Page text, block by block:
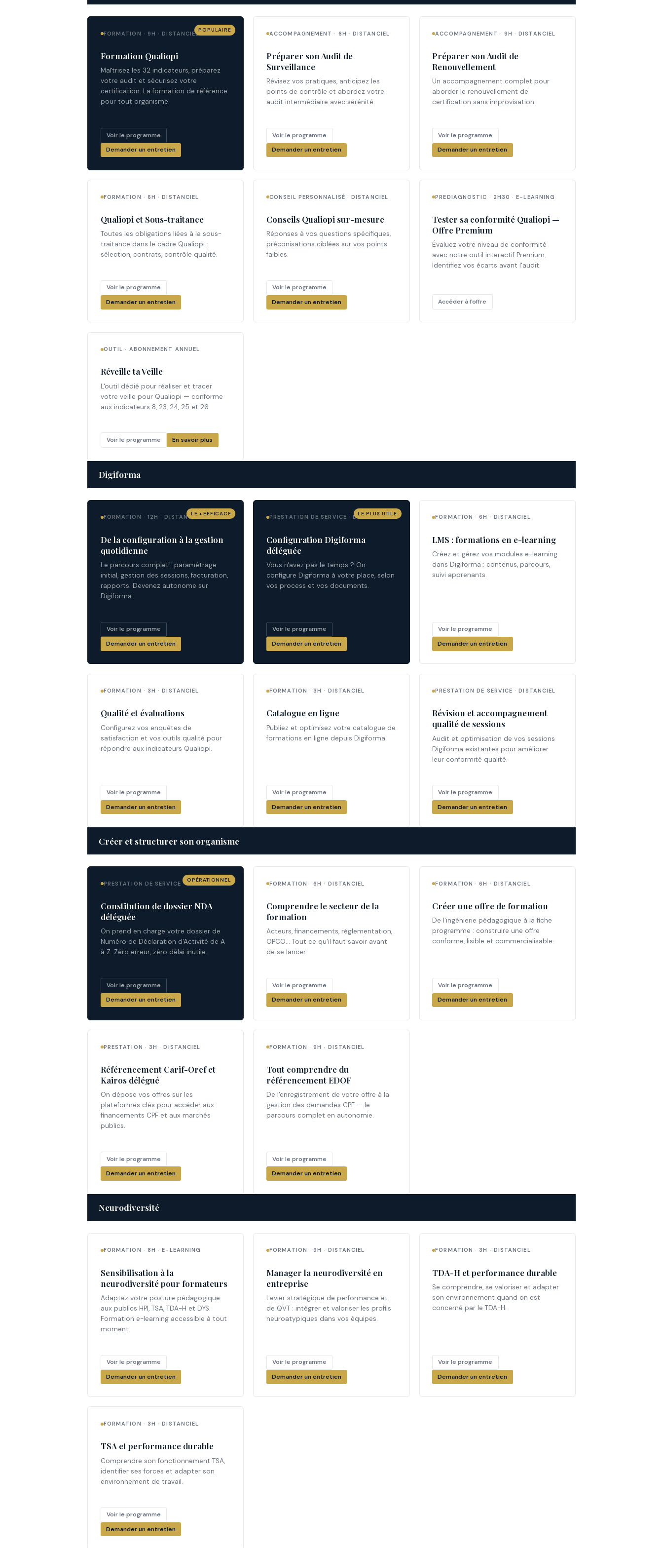
POPULAIRE
FORMATION · 9H · DISTANCIEL
Formation Qualiopi
Maîtrisez les 32 indicateurs, préparez
votre audit et sécurisez votre
certification. La formation de référence
pour tout organisme.
Voir le programme
Demander un entretien
ACCOMPAGNEMENT · 6H · DISTANCIEL
Préparer son Audit de
Surveillance
Révisez vos pratiques, anticipez les
points de contrôle et abordez votre
audit intermédiaire avec sérénité.
Voir le programme
Demander un entretien
ACCOMPAGNEMENT · 9H · DISTANCIEL
Préparer son Audit de
Renouvellement
Un accompagnement complet pour
aborder le renouvellement de
certification sans improvisation.
Voir le programme
Demander un entretien
FORMATION · 6H · DISTANCIEL
Qualiopi et Sous-traitance
Toutes les obligations liées à la sous-
traitance dans le cadre Qualiopi :
sélection, contrats, contrôle qualité.
Voir le programme
Demander un entretien
CONSEIL PERSONNALISÉ · DISTANCIEL
Conseils Qualiopi sur-mesure
Réponses à vos questions spécifiques,
préconisations ciblées sur vos points
faibles.
Voir le programme
Demander un entretien
PREDIAGNOSTIC · 2H30 · E-LEARNING
Tester sa conformité Qualiopi —
Offre Premium
Évaluez votre niveau de conformité
avec notre outil interactif Premium.
Identifiez vos écarts avant l'audit.
Accéder à l'offre
OUTIL · ABONNEMENT ANNUEL
Réveille ta Veille
L'outil dédié pour réaliser et tracer
votre veille pour Qualiopi — conforme
aux indicateurs 8, 23, 24, 25 et 26.
Voir le programme En savoir plus
Digiforma
LE + EFFICACE
FORMATION · 12H · DISTANCIEL
De la configuration à la gestion
quotidienne
Le parcours complet : paramétrage
initial, gestion des sessions, facturation,
rapports. Devenez autonome sur
Digiforma.
Voir le programme
Demander un entretien
LE PLUS UTILE
PRESTATION DE SERVICE · DISTANCIEL
Configuration Digiforma
déléguée
Vous n'avez pas le temps ? On
configure Digiforma à votre place, selon
vos process et vos documents.
Voir le programme
Demander un entretien
FORMATION · 6H · DISTANCIEL
LMS : formations en e-learning
Créez et gérez vos modules e-learning
dans Digiforma : contenus, parcours,
suivi apprenants.
Voir le programme
Demander un entretien
FORMATION · 3H · DISTANCIEL
Qualité et évaluations
Configurez vos enquêtes de
satisfaction et vos outils qualité pour
répondre aux indicateurs Qualiopi.
Voir le programme
Demander un entretien
FORMATION · 3H · DISTANCIEL
Catalogue en ligne
Publiez et optimisez votre catalogue de
formations en ligne depuis Digiforma.
Voir le programme
Demander un entretien
PRESTATION DE SERVICE · DISTANCIEL
Révision et accompagnement
qualité de sessions
Audit et optimisation de vos sessions
Digiforma existantes pour améliorer
leur conformité qualité.
Voir le programme
Demander un entretien
Créer et structurer son organisme
OPÉRATIONNEL
PRESTATION DE SERVICE · DISTANCIEL
Constitution de dossier NDA
déléguée
On prend en charge votre dossier de
Numéro de Déclaration d'Activité de A
à Z. Zéro erreur, zéro délai inutile.
Voir le programme
Demander un entretien
FORMATION · 6H · DISTANCIEL
Comprendre le secteur de la
formation
Acteurs, financements, réglementation,
OPCO… Tout ce qu'il faut savoir avant
de se lancer.
Voir le programme
Demander un entretien
FORMATION · 6H · DISTANCIEL
Créer une offre de formation
De l'ingénierie pédagogique à la fiche
programme : construire une offre
conforme, lisible et commercialisable.
Voir le programme
Demander un entretien
PRESTATION · 3H · DISTANCIEL
Référencement Carif-Oref et
Kairos délégué
On dépose vos offres sur les
plateformes clés pour accéder aux
financements CPF et aux marchés
publics.
Voir le programme
Demander un entretien
FORMATION · 9H · DISTANCIEL
Tout comprendre du
référencement EDOF
De l'enregistrement de votre offre à la
gestion des demandes CPF — le
parcours complet en autonomie.
Voir le programme
Demander un entretien
Neurodiversité
FORMATION · 8H · E-LEARNING
Sensibilisation à la
neurodiversité pour formateurs
Adaptez votre posture pédagogique
aux publics HPI, TSA, TDA-H et DYS.
Formation e-learning accessible à tout
moment.
Voir le programme
Demander un entretien
FORMATION · 9H · DISTANCIEL
Manager la neurodiversité en
entreprise
Levier stratégique de performance et
de QVT : intégrer et valoriser les profils
neuroatypiques dans vos équipes.
Voir le programme
Demander un entretien
FORMATION · 3H · DISTANCIEL
TDA-H et performance durable
Se comprendre, se valoriser et adapter
son environnement quand on est
concerné par le TDA-H.
Voir le programme
Demander un entretien
FORMATION · 3H · DISTANCIEL
TSA et performance durable
Comprendre son fonctionnement TSA,
identifier ses forces et adapter son
environnement de travail.
Voir le programme
Demander un entretien